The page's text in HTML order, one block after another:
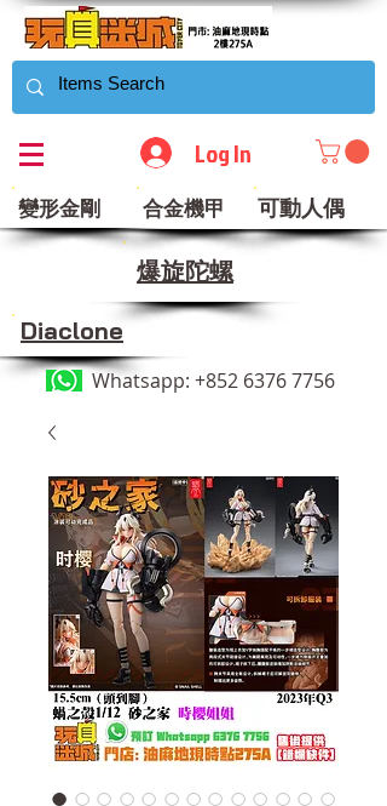
Log In
變形金剛 合金機甲 可動人偶
​爆旋陀螺
Diaclone
Whatsapp: +852 6376 7756